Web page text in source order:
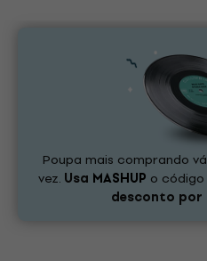
Poupa mais comprando
vez. Usa MASHUP o
desconto por